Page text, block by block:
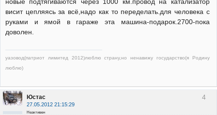
висит цепляясь за всё,надо как то переделать.для человека с
руками и ямой в гараже эта машина-подарок.2700-пока
доволен.
уазовод(патриот лимитед 2012)люблю страну,но ненавижу государство(я Родину
люблю)
4
Юстас
27.05.2012 21:15:29
Неактивен